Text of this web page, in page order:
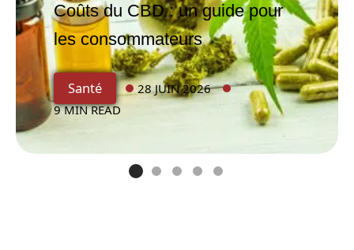
Coûts du CBD : un guide pour
les consommateurs
Santé
28 JUIN 2026
9 MIN READ
Les
bienfait
médita
tion